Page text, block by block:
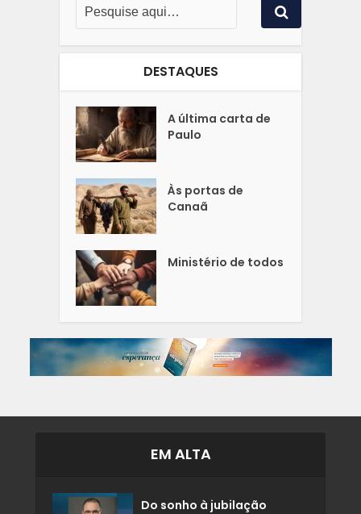
DESTAQUES
A última carta de
Paulo
Às portas de
Canaã
Ministério de todos
EM ALTA
Do sonho à jubilação